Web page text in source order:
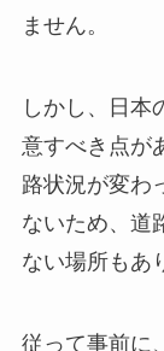
ません。
しかし、日本
意すべき点が
路状況が変わ
ないため、道
ない場所もあ
従って事前に